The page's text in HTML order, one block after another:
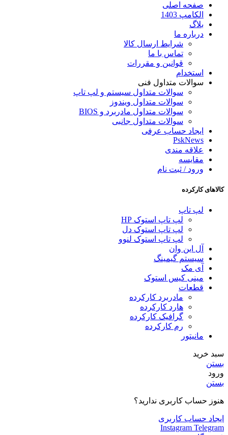
صفحه اصلی
الکامپ 1403
بلاگ
درباره ما
شرایط ارسال کالا
تماس با ما
قوانین و مقررات
استخدام
سوالات متداول فنی
سوالات متداول سیستم و لپ تاپ
سوالات متداول ویندوز
سوالات متداول مادربرد و BIOS
سوالات متداول جانبی
ایجاد حساب عرفی
PskNews
علاقه مندی
مقایسه
ورود / ثبت نام
کالاهای کارکرده
لپ تاپ
لپ تاپ استوک HP
لپ تاپ استوک دل
لپ تاپ استوک لنوو
آل این وان
سیستم گیمینگ
آی مک
مینی کیس استوک
قطعات
مادربرد کارکرده
هارد کارکرده
گرافیک کارکرده
رم کارکرده
مانیتور
سبد خرید
بستن
ورود
بستن
هنوز حساب کاربری ندارید؟
ایجاد حساب کاربری
Instagram Telegram